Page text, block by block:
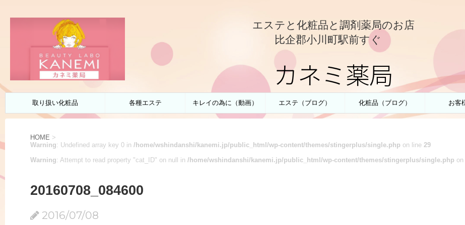
エステと化粧品と調剤薬局のお店
比企郡小川町駅前すぐ
カネミ薬局
取り扱い化粧品 各種エステ キレイの為に（動画） エステ（ブログ） 化粧品（ブログ） お客
HOME >
Warning: Undefined array key 0 in /home/wshindanshi/kanemi.jp/public_html/wp-content/themes/stingerplus/single.php on line 29
Warning: Attempt to read property "cat_ID" on null in /home/wshindanshi/kanemi.jp/public_html/wp-content/themes/stingerplus/single.php
20160708_084600
2016/07/08